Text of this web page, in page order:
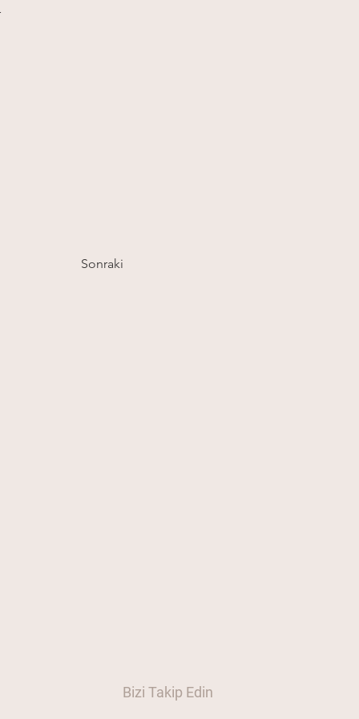
Sonraki
Bizi Takip Edin